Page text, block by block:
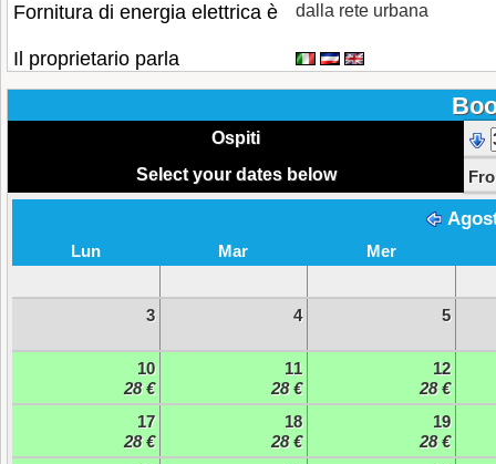
Fornitura di energia elettrica è
dalla rete urbana
Il proprietario parla
Ospiti
Select your dates below
Lun Mar Mer
3 4 5
10
28 €
11
28 €
12
28 €
17
28 €
18
28 €
19
28 €